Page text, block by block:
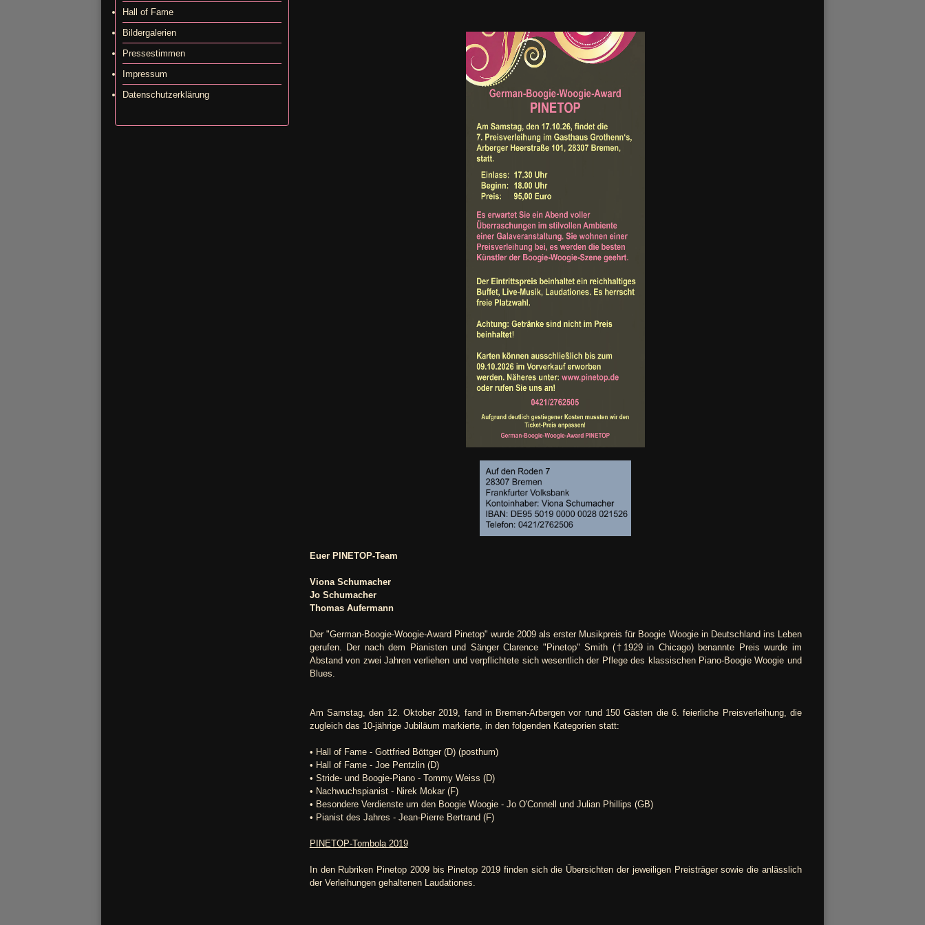
Hall of Fame
Bildergalerien
Pressestimmen
Impressum
Datenschutzerklärung
Euer PINETOP-Team
Viona Schumacher
Jo Schumacher
Thomas Aufermann
Der "German-Boogie-Woogie-Award Pinetop" wurde 2009 als erster Musikpreis für Boogie Woogie in Deutschland ins Leben
gerufen. Der nach dem Pianisten und Sänger Clarence "Pinetop" Smith (†1929 in Chicago) benannte Preis wurde im
Abstand von zwei Jahren verliehen und verpflichtete sich wesentlich der Pflege des klassischen Piano-Boogie Woogie und
Blues.
Am Samstag, den 12. Oktober 2019, fand in Bremen-Arbergen vor rund 150 Gästen die 6. feierliche Preisverleihung, die
zugleich das 10-jährige Jubiläum markierte, in den folgenden Kategorien statt:
• Hall of Fame - Gottfried Böttger (D) (posthum)
• Hall of Fame - Joe Pentzlin (D)
• Stride- und Boogie-Piano - Tommy Weiss (D)
• Nachwuchspianist - Nirek Mokar (F)
• Besondere Verdienste um den Boogie Woogie - Jo O'Connell und Julian Phillips (GB)
• Pianist des Jahres - Jean-Pierre Bertrand (F)
PINETOP-Tombola 2019
In den Rubriken Pinetop 2009 bis Pinetop 2019 finden sich die Übersichten der jeweiligen Preisträger sowie die anlässlich
der Verleihungen gehaltenen Laudationes.